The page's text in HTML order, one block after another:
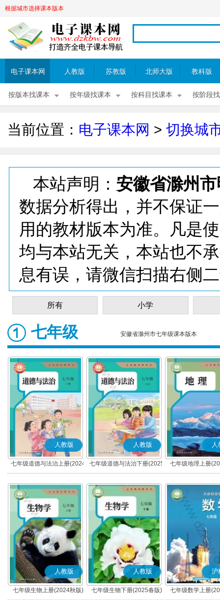
根据城市选择课本版本
电子课本网 人教版 苏教版 北师大版 教科版
按版本找课本 按年级找课本 按科目找课本 按阶段
当前位置： 电子课本网 > 切换城
本站声明： 安徽省滁州
数据分析得出，并不保证
用的教材版本为准。凡是
均与本站无关，本站也不
息有误，请微信扫描右侧
所有 小学
七年级 安徽省滁州市七年级课本版本
人教版
七年级道德与法治上册(2024
秋版)(部编版)
人教版
七年级道德与法治下册(2025
春版)(部编版)
人
七年级地理上册
人教版
七年级生物上册(2024秋版)
人教版
七年级生物下册(2025春版)
沪
七年级数学上册